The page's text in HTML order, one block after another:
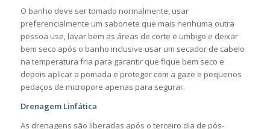
O banho deve ser tomado normalmente, usar
preferencialmente um sabonete que mais nenhuma outra
pessoa use, lavar bem as áreas de corte e umbigo e deixar
bem seco após o banho inclusive usar um secador de cabelo
na temperatura fria para garantir que fique bem seco e
depois aplicar a pomada e proteger com a gaze e pequenos
pedaços de micropore apenas para segurar.
Drenagem Linfática
As drenagens são liberadas após o terceiro dia de pós-